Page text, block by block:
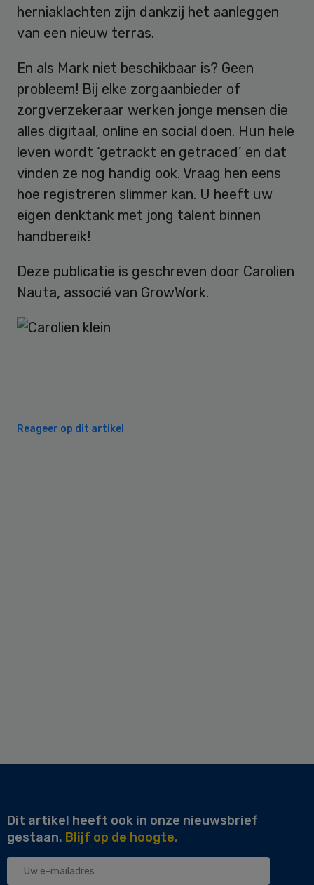
herniaklachten zijn dankzij het aanleggen
van een nieuw terras.
En als Mark niet beschikbaar is? Geen
probleem! Bij elke zorgaanbieder of
zorgverzekeraar werken jonge mensen die
alles digitaal, online en social doen. Hun hele
leven wordt ‘getrackt en getraced’ en dat
vinden ze nog handig ook. Vraag hen eens
hoe registreren slimmer kan. U heeft uw
eigen denktank met jong talent binnen
handbereik!
Deze publicatie is geschreven door Carolien
Nauta, associé van GrowWork.
Reageer op dit artikel
Dit artikel heeft ook in onze nieuwsbrief
gestaan. Blijf op de hoogte.
Uw